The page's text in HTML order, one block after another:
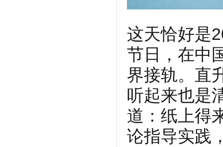
这天恰好是
节日，在中
界接轨。直
听起来也是
道：纸上得
论指导实践